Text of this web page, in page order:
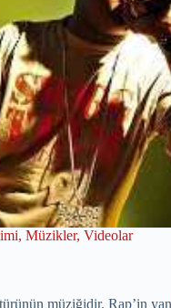
, Müzikler, Videolar
müziğidir. Rap’in